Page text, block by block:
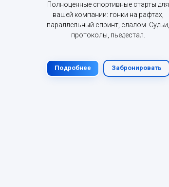
Полноценные спортивные старты для
вашей компании: гонки на рафтах,
параллельный спринт, слалом. Судьи,
протоколы, пьедестал.
Подробнее Забронировать